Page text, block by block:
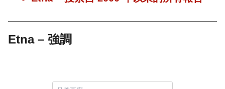
Etna – 強調